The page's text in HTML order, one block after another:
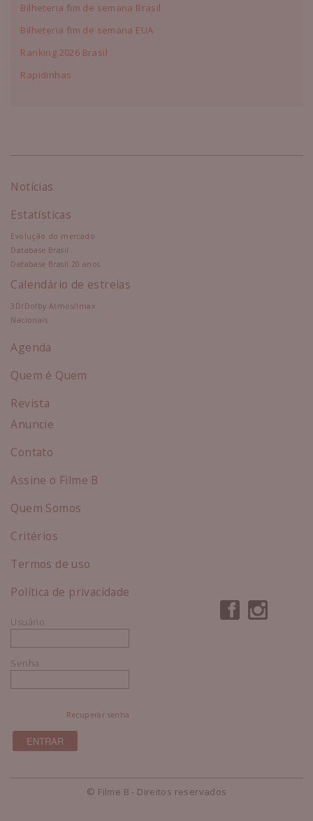
Bilheteria fim de semana Brasil
Bilheteria fim de semana EUA
Ranking 2026 Brasil
Rapidinhas
Notícias
Estatísticas
Evolução do mercado
Database Brasil
Database Brasil 20 anos
Calendário de estreias
3D/Dolby Atmos/Imax
Nacionais
Agenda
Quem é Quem
Revista
Anuncie
Contato
Assine o Filme B
Quem Somos
Critérios
Termos de uso
Política de privacidade
Usuário
Senha
Recuperar senha
© Filme B - Direitos reservados